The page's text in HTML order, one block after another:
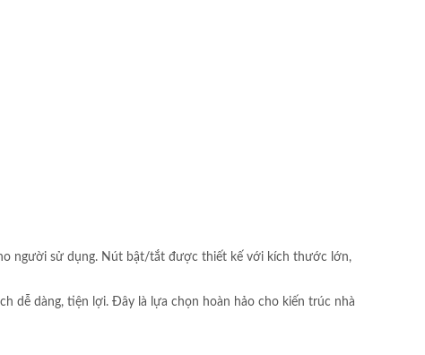
người sử dụng. Nút bật/tắt được thiết kế với kích thước lớn,
dễ dàng, tiện lợi. Đây là lựa chọn hoàn hảo cho kiến trúc nhà